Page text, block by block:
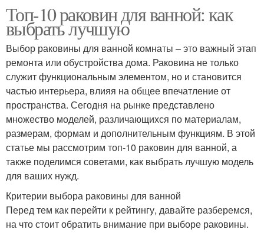
Топ-10 раковин для ванной: как
выбрать лучшую
Выбор раковины для ванной комнаты – это важный этап
ремонта или обустройства дома. Раковина не только
служит функциональным элементом, но и становится
частью интерьера, влияя на общее впечатление от
пространства. Сегодня на рынке представлено
множество моделей, различающихся по материалам,
размерам, формам и дополнительным функциям. В этой
статье мы рассмотрим топ-10 раковин для ванной, а
также поделимся советами, как выбрать лучшую модель
для ваших нужд.
Критерии выбора раковины для ванной
Перед тем как перейти к рейтингу, давайте разберемся,
на что стоит обратить внимание при выборе раковины.